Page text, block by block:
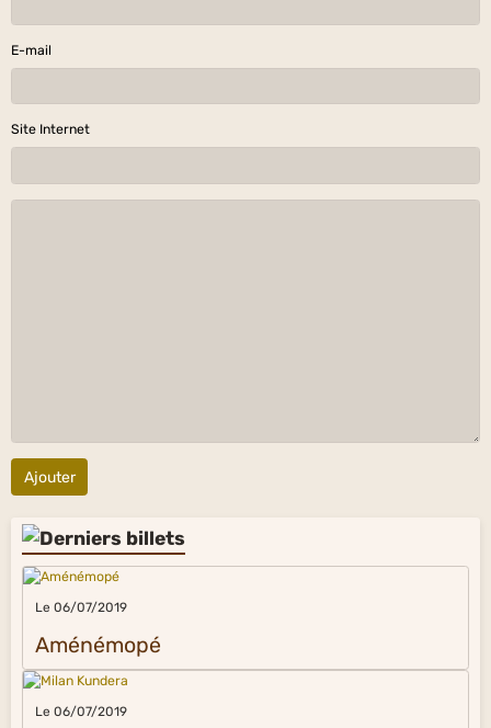
E-mail
Site Internet
Ajouter
Le 06/07/2019
Aménémopé
Le 06/07/2019